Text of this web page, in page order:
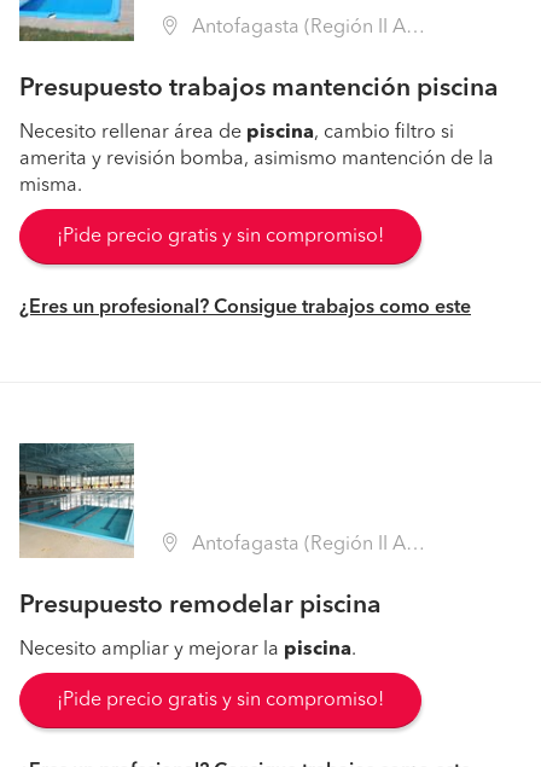
Antofagasta (Región II Antofagasta - Antofagasta)
Presupuesto trabajos mantención piscina
Necesito rellenar área de piscina, cambio filtro si
amerita y revisión bomba, asimismo mantención de la
misma.
¡Pide precio gratis y sin compromiso!
¿Eres un profesional? Consigue trabajos como este
Antofagasta (Región II Antofagasta - Antofagasta)
Presupuesto remodelar piscina
Necesito ampliar y mejorar la piscina.
¡Pide precio gratis y sin compromiso!